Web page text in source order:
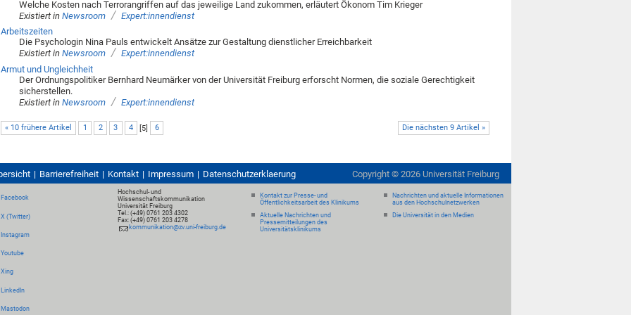
Welche Kosten nach Terrorangriffen auf das jeweilige Land zukommen, erläutert Ökonom Tim Krieger
Existiert in Newsroom / Expert:innendienst
Arbeitszeiten
Die Psychologin Nina Pauls entwickelt Ansätze zur Gestaltung dienstlicher Erreichbarkeit
Existiert in Newsroom / Expert:innendienst
Armut und Ungleichheit
Der Ordnungspolitiker Bernhard Neumärker von der Universität Freiburg erforscht Normen, die soziale Gerechtigkeit
sicherstellen.
Existiert in Newsroom / Expert:innendienst
« 10 frühere Artikel Die nächsten 9 Artikel »
1 2 3 4 [5] 6
Barrierefreiheit Kontakt Impressum Datenschutzerklaerung Copyright © 2026 Universität Freiburg
Facebook
X (Twitter)
Instagram
Youtube
Xing
LinkedIn
Mastodon
Hochschul- und
Wissenschaftskommunikation
Universität Freiburg
Tel.: (+49) 0761 203 4302
Fax: (+49) 0761 203 4278
kommunikation@zv.uni-freiburg.de
Kontakt zur Presse- und
Öffentlichkeitsarbeit des Klinikums
Aktuelle Nachrichten und
Pressemitteilungen des
Universitätsklinikums
Nachrichten und aktuelle Informationen
aus den Hochschulnetzwerken
Die Universität in den Medien